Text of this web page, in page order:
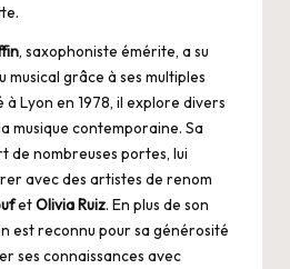
, saxophoniste émérite, a su
musical grâce à ses multiples
Lyon en 1978, il explore divers
musique contemporaine. Sa
de nombreuses portes, lui
avec des artistes de renom
etOlivia Ruiz. En plus de son
est reconnu pour sa générosité
ses connaissances avec